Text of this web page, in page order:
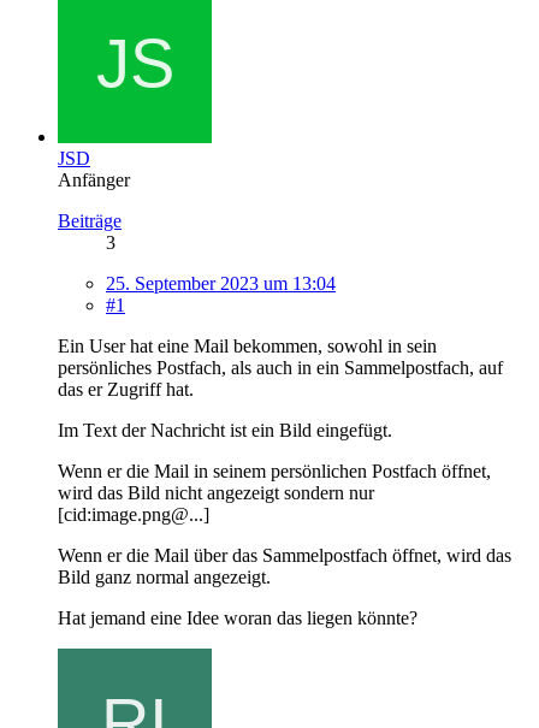
JSD
Anfänger
Beiträge
3
25. September 2023 um 13:04
#1
Ein User hat eine Mail bekommen, sowohl in sein
persönliches Postfach, als auch in ein Sammelpostfach, auf
das er Zugriff hat.
Im Text der Nachricht ist ein Bild eingefügt.
Wenn er die Mail in seinem persönlichen Postfach öffnet,
wird das Bild nicht angezeigt sondern nur
[cid:image.png@...]
Wenn er die Mail über das Sammelpostfach öffnet, wird das
Bild ganz normal angezeigt.
Hat jemand eine Idee woran das liegen könnte?